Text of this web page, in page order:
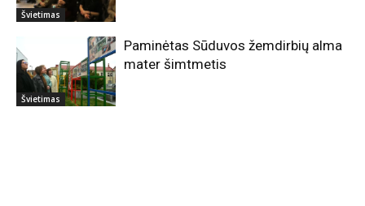
Švietimas
Švietimas
Paminėtas Sūduvos žemdirbių alma
mater šimtmetis